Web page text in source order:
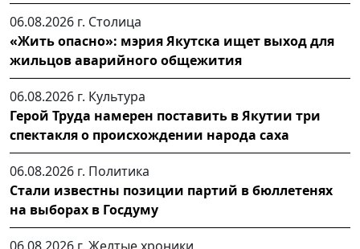
06.08.2026 г. Столица
«Жить опасно»: мэрия Якутска ищет выход для
жильцов аварийного общежития
06.08.2026 г. Культура
Герой Труда намерен поставить в Якутии три
спектакля о происхождении народа саха
06.08.2026 г. Политика
Стали известны позиции партий в бюллетенях
на выборах в Госдуму